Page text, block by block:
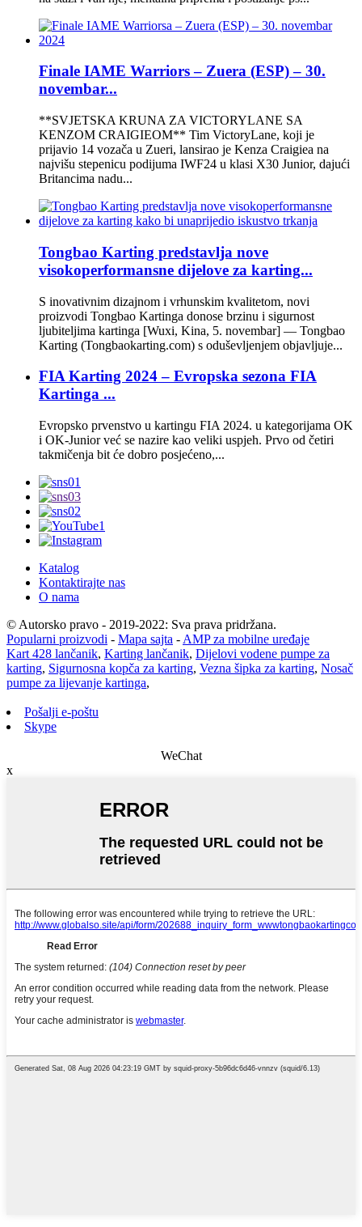
Finale IAME Warriors – Zuera (ESP) – 30.
novembar...
**SVJETSKA KRUNA ZA VICTORYLANE SA
KENZOM CRAIGIEOM** Tim VictoryLane, koji je
prijavio 14 vozača u Zueri, lansirao je Kenza Craigiea na
najvišu stepenicu podijuma IWF24 u klasi X30 Junior, dajući
Britancima nadu...
Tongbao Karting predstavlja nove
visokoperformansne dijelove za karting...
S inovativnim dizajnom i vrhunskim kvalitetom, novi
proizvodi Tongbao Kartinga donose brzinu i sigurnost
ljubiteljima kartinga [Wuxi, Kina, 5. novembar] — Tongbao
Karting (Tongbaokarting.com) s oduševljenjem objavljuje...
FIA Karting 2024 – Evropska sezona FIA
Kartinga ...
Evropsko prvenstvo u kartingu FIA 2024. u kategorijama OK
i OK-Junior već se nazire kao veliki uspjeh. Prvo od četiri
takmičenja bit će dobro posjećeno,...
Katalog
Kontaktirajte nas
O nama
© Autorsko pravo - 2019-2022: Sva prava pridržana.
Popularni proizvodi - Mapa sajta - AMP za mobilne uređaje
Kart 428 lančanik, Karting lančanik, Dijelovi vodene pumpe za
karting, Sigurnosna kopča za karting, Vezna šipka za karting, Nosač
pumpe za lijevanje kartinga,
Pošalji e-poštu
Skype
WeChat
x